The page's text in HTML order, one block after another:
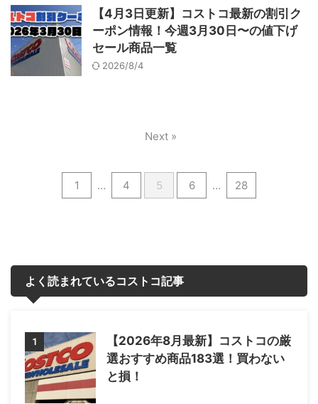
【4月3日更新】コストコ最新の割引ク
ーポン情報！今週3月30日〜の値下げ
セール商品一覧
2026/8/4
1 … 4 5 6 … 28
Next »
よく読まれているコストコ記事
1
【2026年8月最新】コストコの厳
選おすすめ商品183選！買わない
と損！